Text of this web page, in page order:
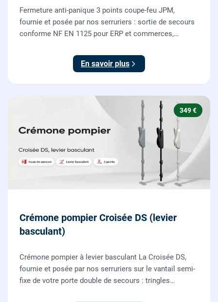
Fermeture anti-panique 3 points coupe-feu JPM,
fournie et posée par nos serruriers : sortie de secours
conforme NF EN 1125 pour ERP et commerces,
En savoir plus
349 €
Crémone pompier Croisée DS (levier
basculant)
Crémone pompier à levier basculant La Croisée DS,
fournie et posée par nos serruriers sur le vantail semi-
fixe de votre porte double de secours : tringles